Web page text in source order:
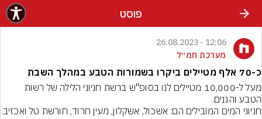
פוסט
12:06 - 26.08.2023
מערכת חמ״ל
כ-70 אלף מטיילים ביקרו בשמורות הטבע במהלך השבת